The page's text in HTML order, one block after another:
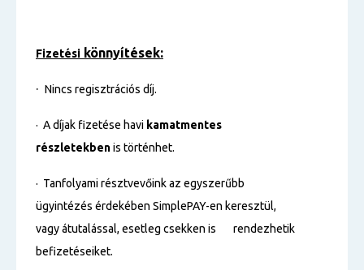
Fizetési könnyítések:
· Nincs regisztrációs díj.
· A díjak fizetése havi kamatmentes
részletekbenis történhet.
· Tanfolyami résztvevőink az egyszerűbb
ügyintézés érdekében SimplePAY-en keresztül,
vagy átutalással, esetleg csekken is rendezhetik
befizetéseiket.